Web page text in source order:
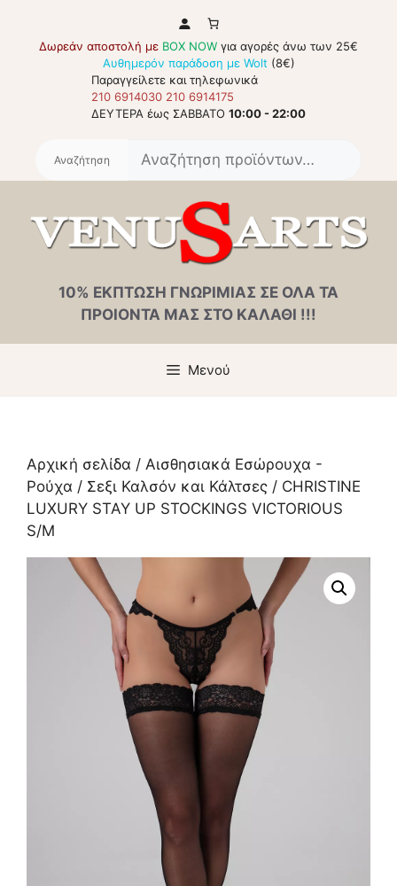
περιεχόμενο
Δωρεάν αποστολή με BOX NOW για αγορές άνω των 25€
Αυθημερόν παράδοση με Wolt (8€)
Παραγγείλετε και τηλεφωνικά
210 6914030 210 6914175
ΔΕΥΤΕΡΑ έως ΣΑΒΒΑΤΟ 10:00 - 22:00
10% ΕΚΠΤΩΣΗ ΓΝΩΡΙΜΙΑΣ ΣΕ ΟΛΑ ΤΑ
ΠΡΟΙΟΝΤΑ ΜΑΣ ΣΤΟ ΚΑΛΑΘΙ !!!
Μενού
Αρχική σελίδα / Αισθησιακά Εσώρουχα -
Ρούχα / Σεξι Καλσόν και Κάλτσες / CHRISTINE
LUXURY STAY UP STOCKINGS VICTORIOUS
S/M